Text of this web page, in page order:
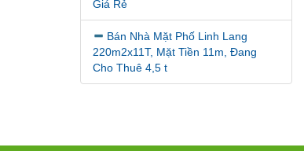
Giá Rẻ
Bán Nhà Mặt Phố Linh Lang
220m2x11T, Mặt Tiền 11m, Đang
Cho Thuê 4,5 t